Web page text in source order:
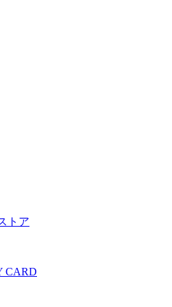
トア
CARD